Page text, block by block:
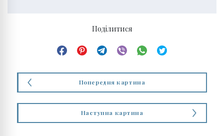
Поділитися
Попередня картина
Наступна картина